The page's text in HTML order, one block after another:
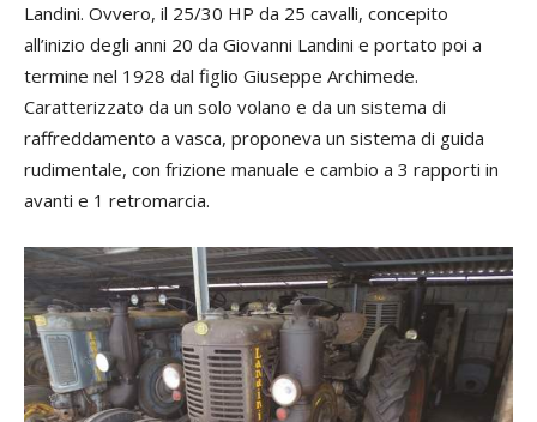
Landini. Ovvero, il 25/30 HP da 25 cavalli, concepito
all’inizio degli anni 20 da Giovanni Landini e portato poi a
termine nel 1928 dal figlio Giuseppe Archimede.
Caratterizzato da un solo volano e da un sistema di
raffreddamento a vasca, proponeva un sistema di guida
rudimentale, con frizione manuale e cambio a 3 rapporti in
avanti e 1 retromarcia.